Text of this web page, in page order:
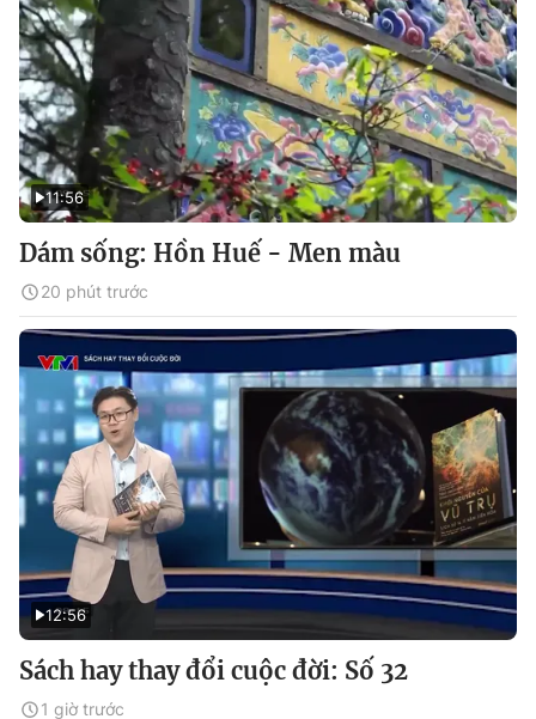
11:56
Dám sống: Hồn Huế - Men màu
20 phút trước
12:56
Sách hay thay đổi cuộc đời: Số 32
1 giờ trước